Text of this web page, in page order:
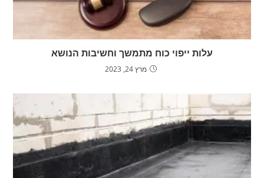
עלות ייפוי כוח מתמשך וחשיבות הנושא
מרץ 24, 2023